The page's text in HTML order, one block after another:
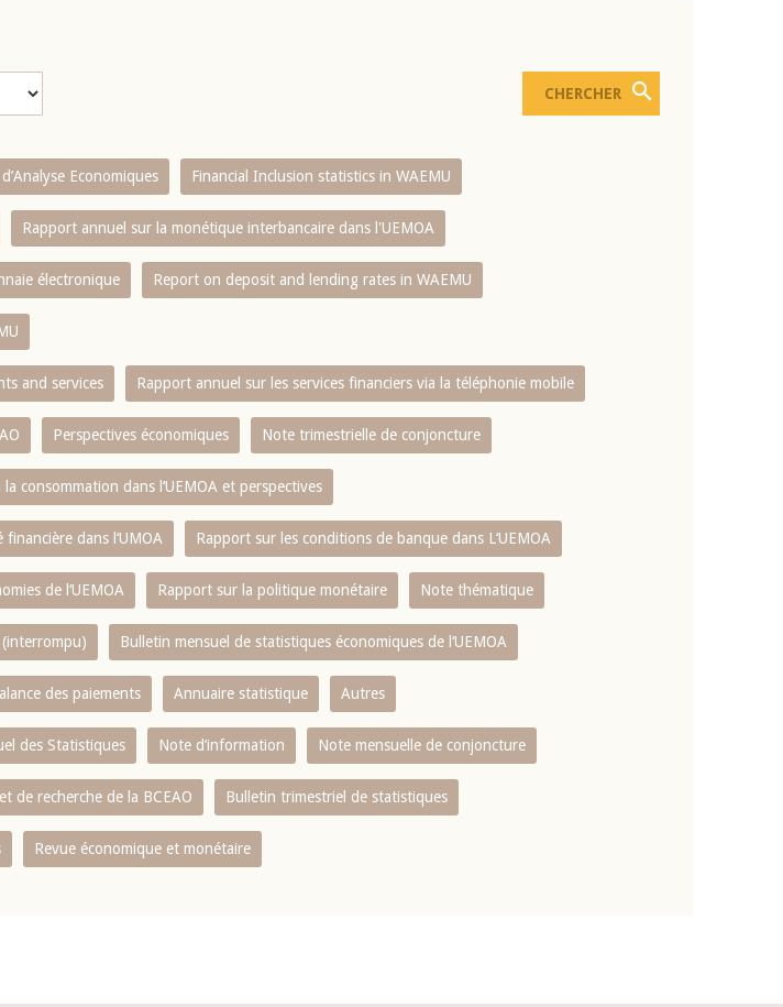
Economiques Financial Inclusion statistics in WAEMU
Rapport annuel sur la monétique interbancaire dans l'UEMOA
électronique Report on deposit and lending rates in WAEMU
and services Rapport annuel sur les services financiers via la téléphonie mobile
Perspectives économiques Note trimestrielle de conjoncture
consommation dans l‘UEMOA et perspectives
dans l‘UMOA Rapport sur les conditions de banque dans L‘UEMOA
de l‘UEMOA Rapport sur la politique monétaire Note thématique
Bulletin mensuel de statistiques économiques de l‘UEMOA
des paiements Annuaire statistique Autres
des Statistiques Note d’information Note mensuelle de conjoncture
de recherche de la BCEAO Bulletin trimestriel de statistiques
Revue économique et monétaire